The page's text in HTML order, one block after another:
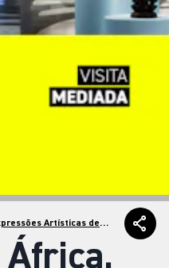
Artísticas de
África,